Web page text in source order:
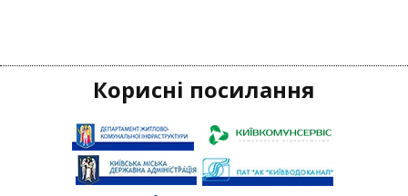
Корисні посилання